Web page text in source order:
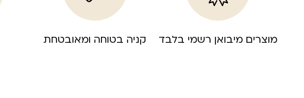
מוצרים מיבואן רשמי בלבד קניה בטוחה ומאובטחת